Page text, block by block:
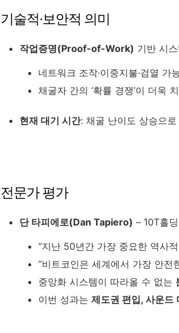
기술적·보안적 의미
작업증명(Proof-of-Work) 기반 시
네트워크 조작·이중지불·검열 가
채굴자 간의 ‘확률 경쟁’이 더욱
현재 대기 시간: 채굴 난이도 상승으
전문가 평가
단 타피에로(Dan Tapiero) – 10T홀
“지난 50년간 가장 중요한 역사
“비트코인은 세계에서 가장 안전
중앙화 시스템이 따라올 수 없는
이번 성과는 제도권 편입, 사운드